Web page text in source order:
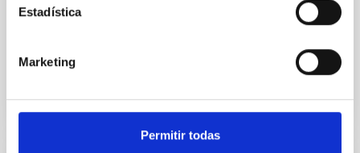
Estadística
Marketing
Permitir todas
presentado un análisis de la situación